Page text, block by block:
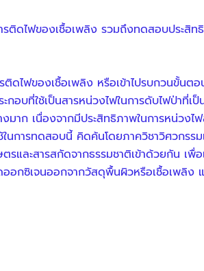
ไฟของเชื้อเพลิง รวมถึงทดสอบประสิท
ฟของเชื้อเพลิง หรือเข้าไปรบกวนขั้นต
บที่ใช้เป็นสารหน่วงไฟในการดับไฟป่าที่
ก เนื่องจากมีประสิทธิภาพในการหน่วงไ
การทดสอบนี้ คิดค้นโดยภาควิชาวิศวกรร
รและสารสกัดจากธรรมชาติเข้าด้วยกัน
ซิเจนออกจากวัสดุพื้นผิวหรือเชื้อเพลิง